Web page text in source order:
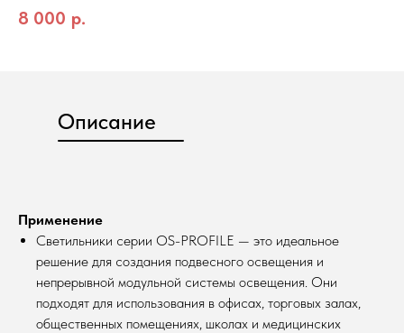
8 000 р.
Описание
Применение
Светильники серии OS-PROFILE — это идеальное
решение для создания подвесного освещения и
непрерывной модульной системы освещения. Они
подходят для использования в офисах, торговых залах,
общественных помещениях, школах и медицинских